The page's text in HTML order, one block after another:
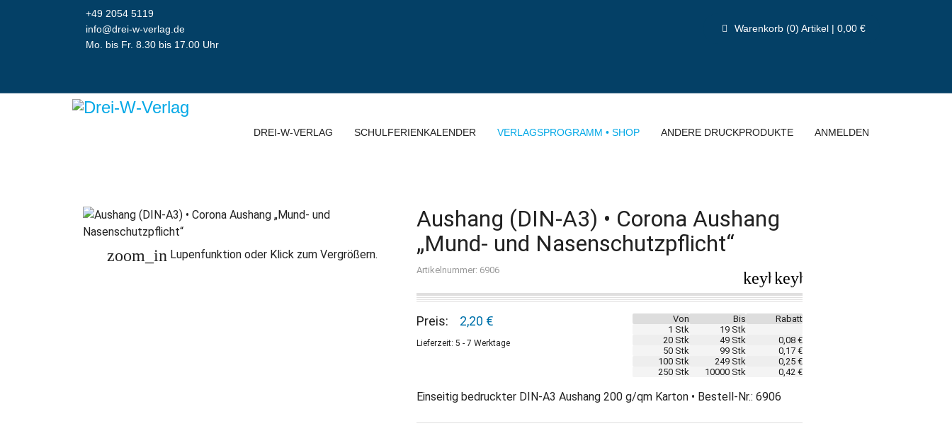
+49 2054 5119
info@drei-w-verlag.de
Mo. bis Fr. 8.30 bis 17.00 Uhr
Warenkorb (0) Artikel | 0,00 €
DREI-W-VERLAG SCHULFERIENKALENDER VERLAGSPROGRAMM • SHOP ANDERE DRUCKPRODUKTE ANMELDEN
zoom_in Lupenfunktion oder Klick zum Vergrößern.
Aushang (DIN-A3) • Corona Aushang
„Mund- und Nasenschutzpflicht“
Artikelnummer: 6906 keyboard_arrow_left
keyboard_arrow_right
Von Bis
Rabatt
1 Stk
19 Stk
20 Stk
49 Stk
0,08 €
50 Stk
99 Stk
0,17 €
100 Stk
249 Stk
0,25 €
250 Stk
10000 Stk 0,42 €
Preis: 2,20 €
Lieferzeit: 5 - 7 Werktage
Einseitig bedruckter DIN-A3 Aushang 200 g/qm Karton • Bestell-Nr.: 6906